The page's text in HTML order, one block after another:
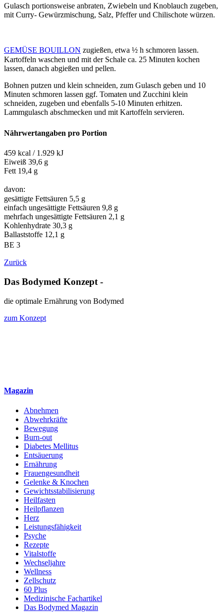
Gulasch portionsweise anbraten, Zwiebeln und Knoblauch zugeben,
mit Curry- Gewürzmischung, Salz, Pfeffer und Chilischote würzen.
GEMÜSE BOUILLON zugießen, etwa ½ h schmoren lassen.
Kartoffeln waschen und mit der Schale ca. 25 Minuten kochen
lassen, danach abgießen und pellen.
Bohnen putzen und klein schneiden, zum Gulasch geben und 10
Minuten schmoren lassen ggf. Tomaten und Zucchini klein
schneiden, zugeben und ebenfalls 5-10 Minuten erhitzen.
Lammgulasch abschmecken und mit Kartoffeln servieren.
Nährwertangaben pro Portion
459 kcal / 1.929 kJ
Eiweiß 39,6 g
Fett 19,4 g
davon:
gesättigte Fettsäuren 5,5 g
einfach ungesättigte Fettsäuren 9,8 g
mehrfach ungesättigte Fettsäuren 2,1 g
Kohlenhydrate 30,3 g
Ballaststoffe 12,1 g
BE 3
Zurück
Das Bodymed Konzept -
die optimale Ernährung von Bodymed
zum Konzept
Magazin
Abnehmen
Abwehrkräfte
Bewegung
Burn-out
Diabetes Mellitus
Entsäuerung
Ernährung
Frauengesundheit
Gelenke & Knochen
Gewichtsstabilisierung
Heilfasten
Heilpflanzen
Herz
Leistungsfähigkeit
Psyche
Rezepte
Vitalstoffe
Wechseljahre
Wellness
Zellschutz
60 Plus
Medizinische Fachartikel
Das Bodymed Magazin